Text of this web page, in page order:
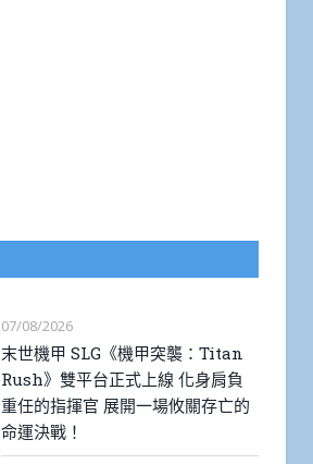
07/08/2026
末世機甲 SLG《機甲突襲：Titan
Rush》雙平台正式上線 化身肩負
重任的指揮官 展開一場攸關存亡的
命運決戰！